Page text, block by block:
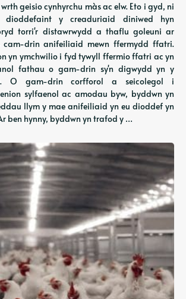
geisio cynhyrchu màs ac elw. Eto i gyd, ni
dioddefaint y creaduriaid diniwed hyn
torri'r distawrwydd a thaflu goleuni ar
cam-drin anifeiliaid mewn ffermydd ffatri.
yn ymchwilio i fyd tywyll ffermio ffatri ac yn
fathau o gam-drin sy'n digwydd yn y
O gam-drin corfforol a seicolegol i
sylfaenol ac amodau byw, byddwn yn
llym y mae anifeiliaid yn eu dioddef yn
ben hynny, byddwn yn trafod y …